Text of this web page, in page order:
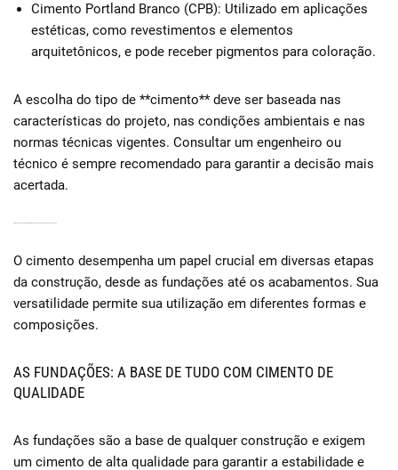
Cimento Portland Branco (CPB): Utilizado em aplicações
estéticas, como revestimentos e elementos
arquitetônicos, e pode receber pigmentos para coloração.
A escolha do tipo de **cimento** deve ser baseada nas
características do projeto, nas condições ambientais e nas
normas técnicas vigentes. Consultar um engenheiro ou
técnico é sempre recomendado para garantir a decisão mais
acertada.
O cimento desempenha um papel crucial em diversas etapas
da construção, desde as fundações até os acabamentos. Sua
versatilidade permite sua utilização em diferentes formas e
composições.
AS FUNDAÇÕES: A BASE DE TUDO COM CIMENTO DE
QUALIDADE
As fundações são a base de qualquer construção e exigem
um cimento de alta qualidade para garantir a estabilidade e